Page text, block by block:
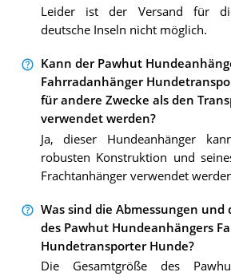
Leider ist der Versand für
deutsche Inseln nicht möglich.
Kann der Pawhut
Fahrradanhänger
für andere Zwecke als den
verwendet werden?
Ja, dieser Hundeanhänger
robusten Konstruktion und
Frachtanhänger verwendet
Was sind die Abmessungen und
des Pawhut Hundeanhängers
Hundetransporter Hunde?
Die Gesamtgröße des